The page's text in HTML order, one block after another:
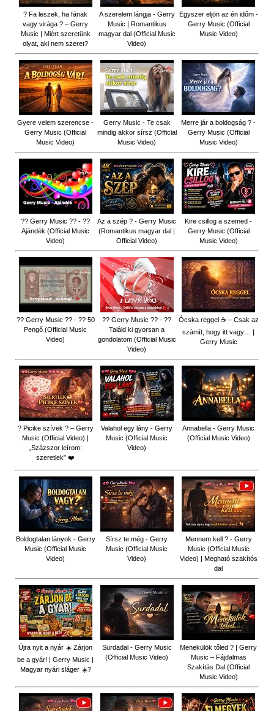
? Fa leszek, ha fának
vagy virága ? – Gerry
Music | Miért szeretünk
olyat, aki nem szeret?
A szerelem lángja - Gerry
Music | Romantikus
magyar dal (Official Music
Video)
Egyszer eljön az én időm -
Gerry Music (Official
Music Video)
Gyere velem szerencse -
Gerry Music (Official
Music Video)
Gerry Music - Te csak
mindig akkor sírsz (Official
Music Video)
Merre jár a boldogság ? -
Gerry Music (Official
Music Video)
?? Gerry Music ?? - ??
Ajándék (Official Music
Video)
Az a szép ? - Gerry Music
(Romantikus magyar dal |
Official Video)
Kire csillog a szemed -
Gerry Music (Official
Music Video)
?? Gerry Music ?? - ?? 50
Pengő (Official Music
Video)
?? Gerry Music ?? - ??
Találd ki gyorsan a
gondolatom (Official Music
Video)
Ócska reggel ☕ – Csak az
számít, hogy itt vagy… |
Gerry Music
? Picike szívek ? – Gerry
Music (Official Video) |
„Százszor leírom:
szeretlek” ❤️
Valahol egy lány - Gerry
Music (Official Music
Video)
Annabella - Gerry Music
(Official Music Video)
Boldogtalan lányok - Gerry
Music (Official Music
Video)
Sírsz te még - Gerry
Music (Official Music
Video)
Mennem kell ? - Gerry
Music (Official Music
Video) | Megható szakítós
dal
Újra nyit a nyár ☀️ Zárjon
be a gyár! | Gerry Music |
Magyar nyári sláger ☀️?
Surdadal - Gerry Music
(Official Music Video)
Menekülök tőled ? | Gerry
Music – Fájdalmas
Szakítás Dal (Official
Music Video)